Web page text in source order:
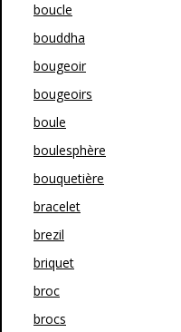
boucle
bouddha
bougeoir
bougeoirs
boule
boulesphère
bouquetière
bracelet
brezil
briquet
broc
brocs